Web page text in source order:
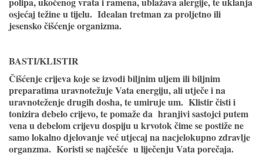
osjećaj težine u tijelu. Idealan tretman za proljetno ili
jesensko čišćenje organizma.
BASTI/KLISTIR
Čišćenje crijeva koje se izvodi biljnim uljem ili biljnim
preparatima uravnotežuje Vata energiju, ali utječe i na
uravnoteženje drugih dosha, te umiruje um. Klistir čisti i
tonizira debelo crijevo, te pomaže da hranjivi sastojci putem
vena u debelom crijevu dospiju u krvotok čime se postiže ne
samo lokalno djelovanje već utjecaj na nacjelokupno zdravlje
organzma. Koristi se najčešće u liječenju Vata porečaja.